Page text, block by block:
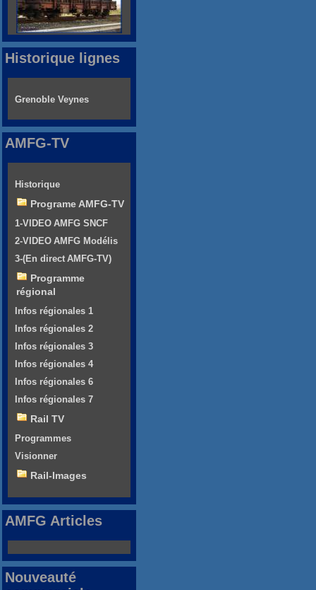
Historique lignes
Grenoble Veynes
AMFG-TV
Historique
Programe AMFG-TV
1-VIDEO AMFG SNCF
2-VIDEO AMFG Modélis
3-(En direct AMFG-TV)
Programme
régional
Infos régionales 1
Infos régionales 2
Infos régionales 3
Infos régionales 4
Infos régionales 6
Infos régionales 7
Rail TV
Programmes
Visionner
Rail-Images
AMFG Articles
Nouveauté